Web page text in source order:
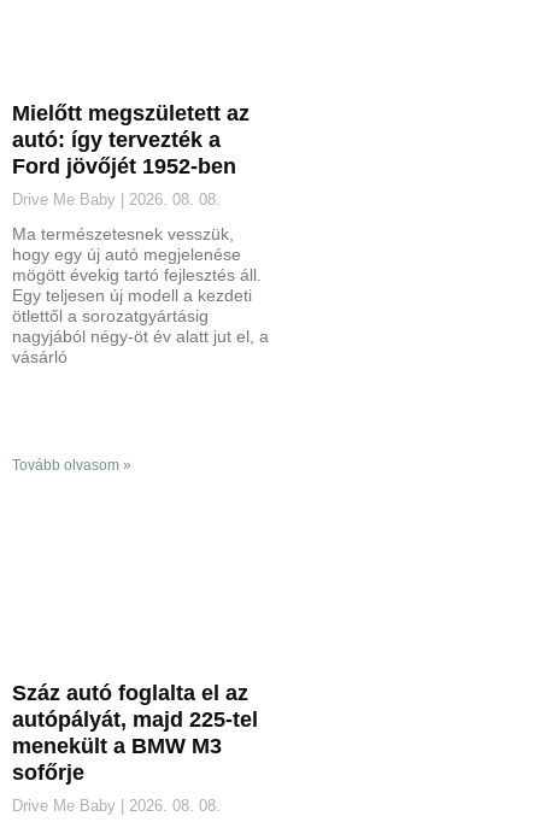
Mielőtt megszületett az
autó: így tervezték a
Ford jövőjét 1952-ben
Drive Me Baby 2026. 08. 08.
Ma természetesnek vesszük,
hogy egy új autó megjelenése
mögött évekig tartó fejlesztés áll.
Egy teljesen új modell a kezdeti
ötlettől a sorozatgyártásig
nagyjából négy-öt év alatt jut el, a
vásárló
Tovább olvasom »
Száz autó foglalta el az
autópályát, majd 225-tel
menekült a BMW M3
sofőrje
Drive Me Baby 2026. 08. 08.